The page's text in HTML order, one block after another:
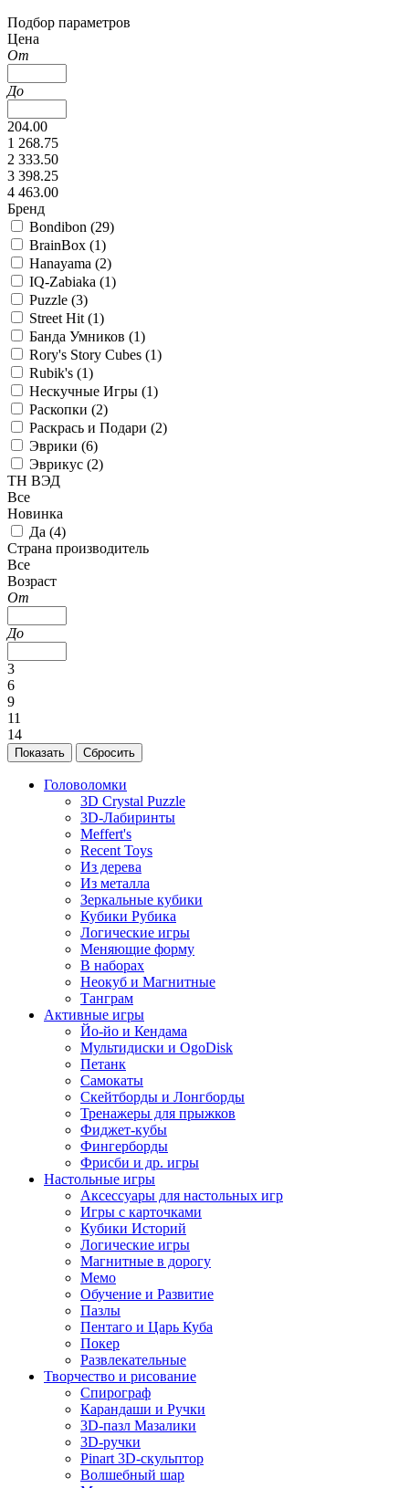
Подбор параметров
Цена
От
До
204.00
1 268.75
2 333.50
3 398.25
4 463.00
Бренд
Bondibon (29)
BrainBox (1)
Hanayama (2)
IQ-Zabiaka (1)
Puzzle (3)
Street Hit (1)
Банда Умников (1)
Rory's Story Cubes (1)
Rubik's (1)
Нескучные Игры (1)
Раскопки (2)
Раскрась и Подари (2)
Эврики (6)
Эврикус (2)
ТН ВЭД
Все
Новинка
Да (4)
Страна производитель
Все
Возраст
От
До
3
6
9
11
14
Головоломки
3D Crystal Puzzle
3D-Лабиринты
Meffert's
Recent Toys
Из дерева
Из металла
Зеркальные кубики
Кубики Рубика
Логические игры
Меняющие форму
В наборах
Неокуб и Магнитные
Танграм
Активные игры
Йо-йо и Кендама
Мультидиски и OgoDisk
Петанк
Самокаты
Скейтборды и Лонгборды
Тренажеры для прыжков
Фиджет-кубы
Фингерборды
Фрисби и др. игры
Настольные игры
Аксессуары для настольных игр
Игры с карточками
Кубики Историй
Логические игры
Магнитные в дорогу
Мемо
Обучение и Развитие
Пазлы
Пентаго и Царь Куба
Покер
Развлекательные
Творчество и рисование
Спирограф
Карандаши и Ручки
3D-пазл Мазалики
3D-ручки
Pinart 3D-скульптор
Волшебный шар